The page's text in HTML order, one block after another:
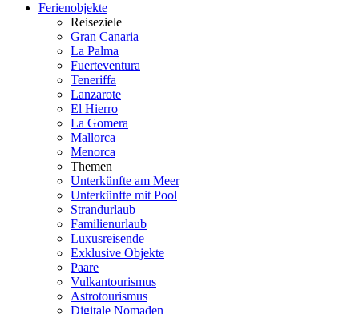
Ferienobjekte
Reiseziele
Gran Canaria
La Palma
Fuerteventura
Teneriffa
Lanzarote
El Hierro
La Gomera
Mallorca
Menorca
Themen
Unterkünfte am Meer
Unterkünfte mit Pool
Strandurlaub
Familienurlaub
Luxusreisende
Exklusive Objekte
Paare
Vulkantourismus
Astrotourismus
Digitale Nomaden